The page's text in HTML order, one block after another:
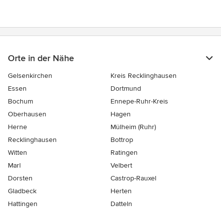
Orte in der Nähe
Gelsenkirchen
Kreis Recklinghausen
Essen
Dortmund
Bochum
Ennepe-Ruhr-Kreis
Oberhausen
Hagen
Herne
Mülheim (Ruhr)
Recklinghausen
Bottrop
Witten
Ratingen
Marl
Velbert
Dorsten
Castrop-Rauxel
Gladbeck
Herten
Hattingen
Datteln